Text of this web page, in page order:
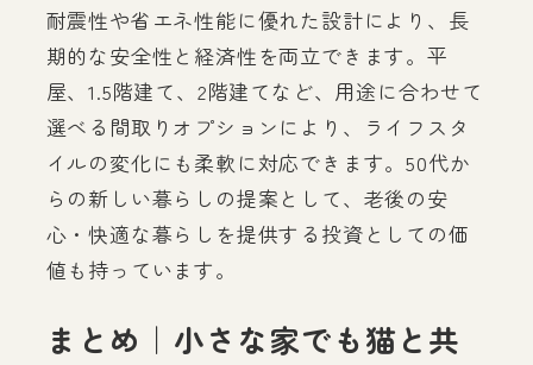
耐震性や省エネ性能に優れた設計により、長
期的な安全性と経済性を両立できます。平
屋、1.5階建て、2階建てなど、用途に合わせて
選べる間取りオプションにより、ライフスタ
イルの変化にも柔軟に対応できます。50代か
らの新しい暮らしの提案として、老後の安
心・快適な暮らしを提供する投資としての価
値も持っています。
まとめ｜小さな家でも猫と共